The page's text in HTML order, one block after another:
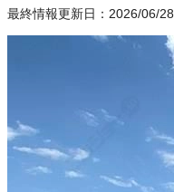
最終情報更新日：2026/06/28